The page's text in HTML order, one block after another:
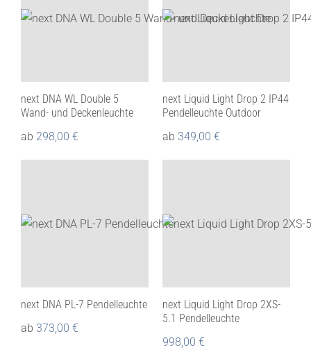
next DNA WL Double 5
Wand- und Deckenleuchte
ab 298,00 €
next Liquid Light Drop 2 IP44
Pendelleuchte Outdoor
ab 349,00 €
next DNA PL-7 Pendelleuchte
ab 373,00 €
next Liquid Light Drop 2XS-
5.1 Pendelleuchte
998,00 €